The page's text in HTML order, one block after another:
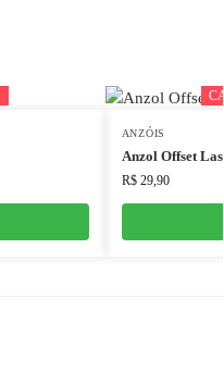
ANZÓIS
Anzol Offset
R$29,90